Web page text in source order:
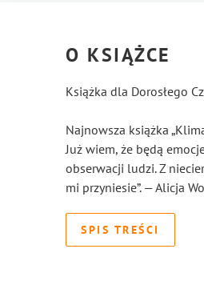
O KSIĄŻCE
Książka dla Dorosłego
Najnowsza książka
Już wiem, że będą
obserwacji ludzi. Z
mi przyniesie”. — Alicja
SPIS TREŚCI